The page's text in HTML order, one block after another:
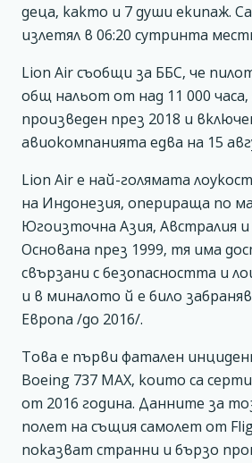
деца, както и 7 души екипаж.
излетял в 06:20 сутринта
Lion Air съобщи за ББС, че
общ нальот от над 11 000
произведен през 2018 и
авиокомпанията едва на 15
Lion Air е най-голямата
на Индонезия, оперираща по
Югоизточна Азия, Австралия
Основана през 1999, тя има
свързани с безопасността и
и в миналото й е било
Европа /до 2016/.
Това е първи фатален
Boeing 737 MAX, които са
от 2016 година. Данните за
полет на същия самолет от
показват странни и бързо